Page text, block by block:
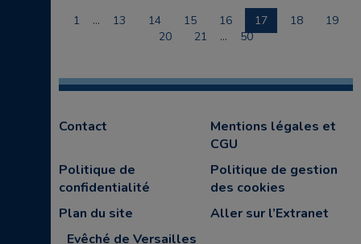
1 … 13 14 15 16 17 18
19
20
21 … 50
Contact
Mentions légales et
CGU
Politique de
confidentialité
Politique de gestion
des cookies
Plan du site
Aller sur l’Extranet
Evêché de Versailles